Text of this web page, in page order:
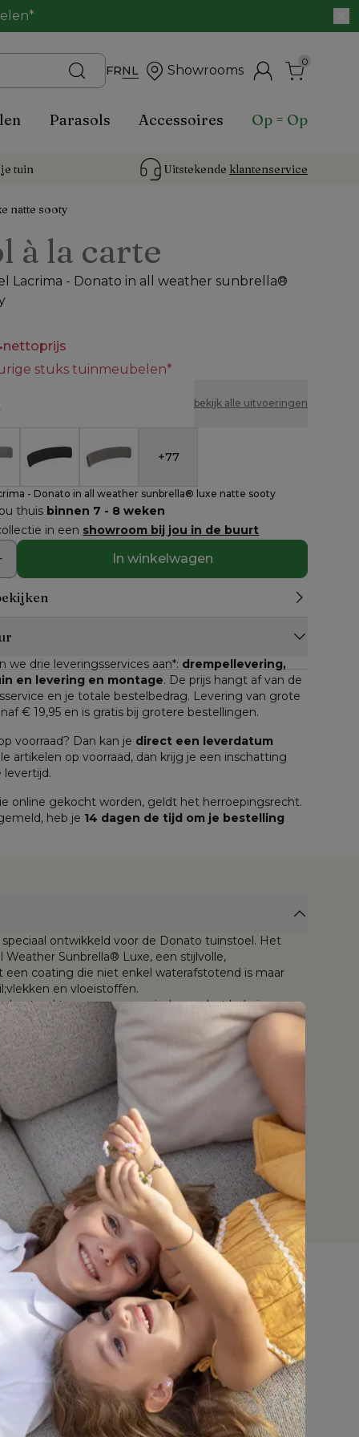
FRNL Showrooms
0
Parasols Accessoires Op = Op
tuin Uitstekende klantenservice
natte sooty
à la carte
Lacrima - Donato in all weather sunbrella®
nettoprijs
stuks tuinmeubelen*
bekijk alle uitvoeringen
Lacrima - Donato in all weather sunbrella® luxe
stoel Lacrima - Donato in all weather sunbrella®
Rugkussen stoel Lacrima - Donato in all weather
Rugkussen stoel Lacrima - Donato in all
+77
- Donato in all weather sunbrella® luxe natte sooty
thuis binnen 7 - 8 weken
in een showroom bij jou in de buurt
In winkelwagen
we drie leveringsservices aan*: drempellevering,
en levering en montage. De prijs hangt af van de
en je totale bestelbedrag. Levering van grote
€ 19,95 en is gratis bij grotere bestellingen.
voorraad? Dan kan je direct een leverdatum
artikelen op voorraad, dan krijg je een inschatting
levertijd.
online gekocht worden, geldt het herroepingsrecht.
heb je 14 dagen de tijd om je bestelling
ontwikkeld voor de Donato tuinstoel. Het
Weather Sunbrella® Luxe, een stijlvolle,
coating die niet enkel waterafstotend is maar
en vloeistoffen.
bestand tegen weer en wind, mag het hele jaar
jarenlang slijt- en kleurvast dankzij de tot in de kern
stof wordt bij Bristol À La Carte
laag quick dry foam, een comfortabel schuim
dat geen water ophoudt én snel droogt.
keuze en design, met uitzonderlijke topkwaliteit.
113603
30 cm
15 cm
Bristol à la carte
Zwart
Zwart
All Weather Sunbrella® Luxe
Niet van toepassing
Natte Sooty
Ja
Dit tuinmeubel is geschikt om in de
zomer buiten te laten staan, maar het
is raadzaam om het in de
winterperiode en bij langdurig slecht
weer overdekt te plaatsen voor extra
bescherming.
Dit kussen is geschikt om in de zomer
Parasols Accessoires